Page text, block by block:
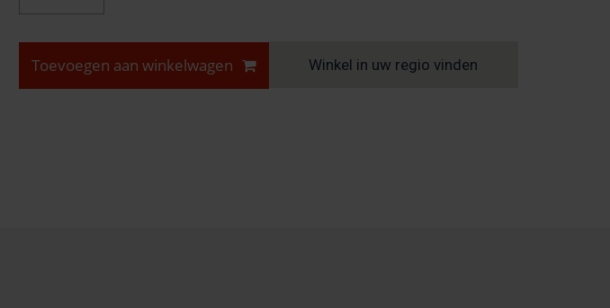
Toevoegen aan winkelwagen Winkel in uw regio vinden